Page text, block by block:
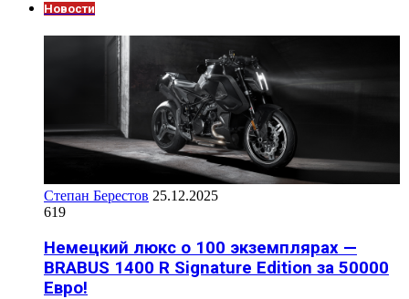
Новости
Степан Берестов 25.12.2025
619
Немецкий люкс о 100 экземплярах —
BRABUS 1400 R Signature Edition за 50000
Евро!